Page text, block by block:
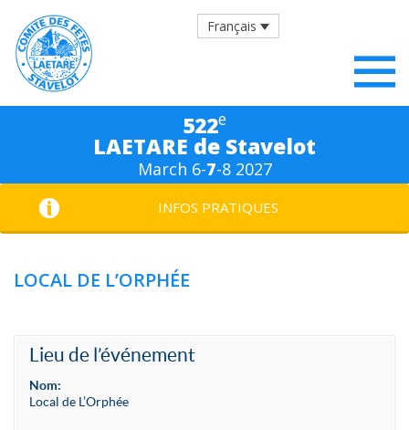
Français
522e
LAETARE de Stavelot
March 6-7-8 2027
INFOS PRATIQUES
LOCAL DE L’ORPHÉE
Lieu de l’événement
Nom:
Local de L’Orphée